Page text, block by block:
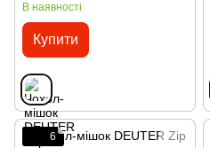
В наявності
Купити
6